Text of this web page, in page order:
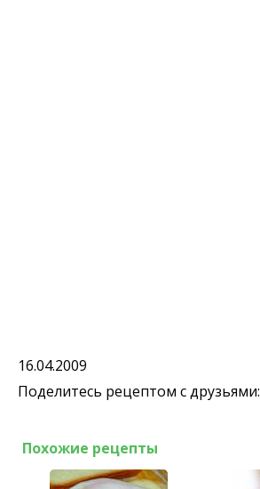
16.04.2009
Поделитесь рецептом с друзьями:
Похожие рецепты